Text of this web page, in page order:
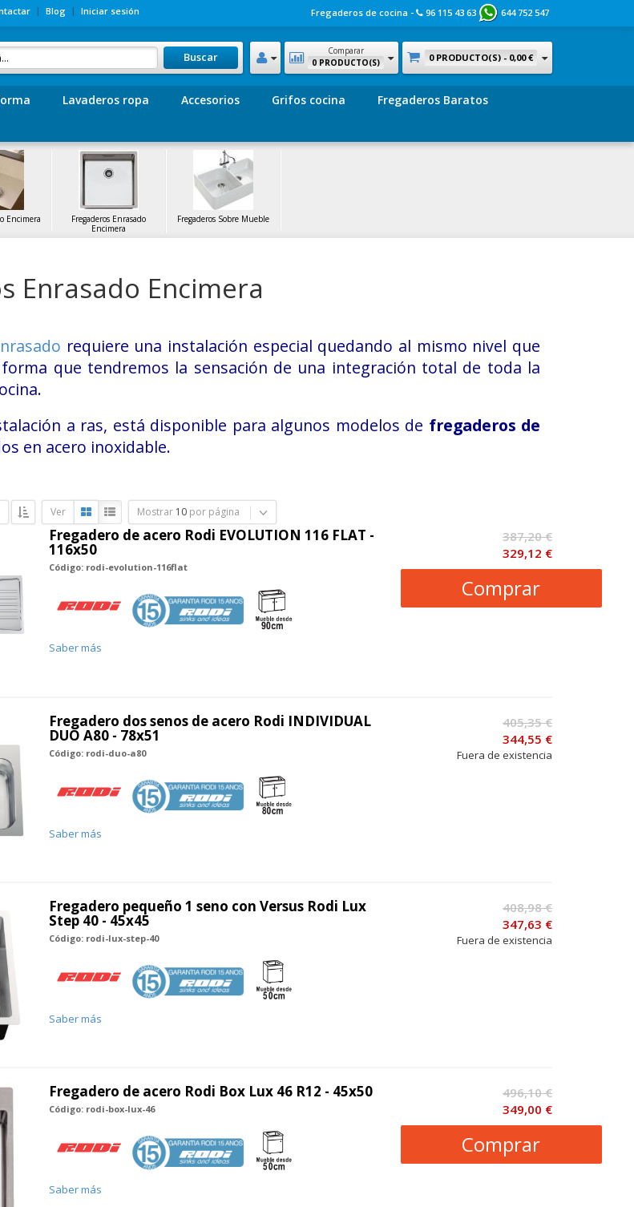
Blog Iniciar sesión Fregaderos de cocina - 96 115 43 63 644 752 547
0 PRODUCTO(S) - 0,00 €
Comparar
0 PRODUCTO(S)
Buscar
Lavaderos ropa Accesorios Grifos cocina
Fregaderos Baratos
Encimera
Fregaderos Enrasado
Encimera
Fregaderos Sobre Mueble
Enrasado Encimera
requiere una instalación especial quedando al mismo nivel que
que tendremos la sensación de una integración total de toda la
a ras, está disponible para algunos modelos de fregaderos de
en acero inoxidable.
Ver Mostrar 10 por página
Fregadero de acero Rodi EVOLUTION 116 FLAT -
116x50
Código: rodi-evolution-116flat
Saber más
387,20 €
329,12 €
Comprar
Fregadero dos senos de acero Rodi INDIVIDUAL
DUO A80 - 78x51
Código: rodi-duo-a80
Saber más
405,35 €
344,55 €
Fuera de existencia
Fregadero pequeño 1 seno con Versus Rodi Lux
Step 40 - 45x45
Código: rodi-lux-step-40
Saber más
408,98 €
347,63 €
Fuera de existencia
Fregadero de acero Rodi Box Lux 46 R12 - 45x50
Código: rodi-box-lux-46
Saber más
496,10 €
349,00 €
Comprar